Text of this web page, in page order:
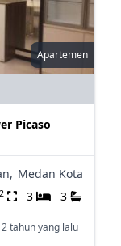
Apartemen
Picaso
Medan Kota
2 3 3
2 tahun yang lalu